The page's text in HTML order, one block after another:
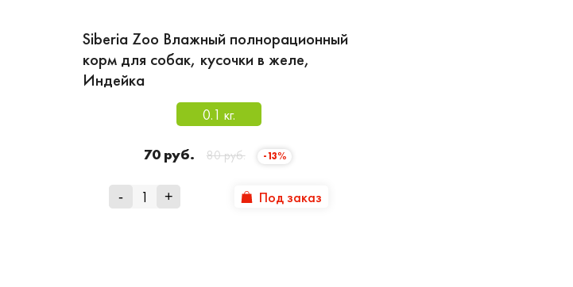
Siberia Zoo Влажный полнорационный
корм для собак, кусочки в желе,
Индейка
0.1 кг.
70 руб. 80 руб. -13%
- + Под заказ